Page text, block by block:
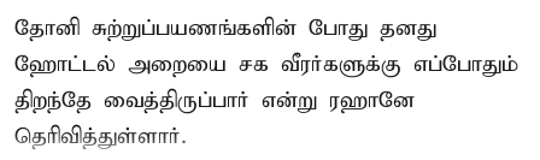
தோனி சுற்றுப்பயணங்களின் போது தனது
ஹோட்டல் அறையை சக வீரர்களுக்கு எப்போதும்
திறந்தே வைத்திருப்பார் என்று ரஹானே
தெரிவித்துள்ளார்.